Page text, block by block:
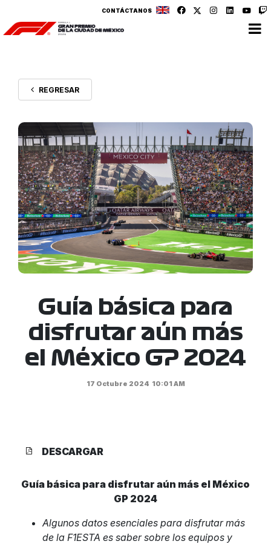
CONTÁCTANOS
REGRESAR
Guía básica para
disfrutar aún más
el México GP 2024
17 Octubre 2024 10:01 AM
DESCARGAR
Guía básica para disfrutar aún más el México
GP 2024
Algunos datos esenciales para disfrutar más
de la F1ESTA es saber sobre los equipos y